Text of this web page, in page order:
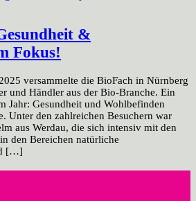
&
Fokus!
versammelte die BioFach in Nürnberg
und Händler aus der Bio-Branche. Ein
Jahr: Gesundheit und Wohlbefinden
Unter den zahlreichen Besuchern war
aus Werdau, die sich intensiv mit den
den Bereichen natürliche
[…]